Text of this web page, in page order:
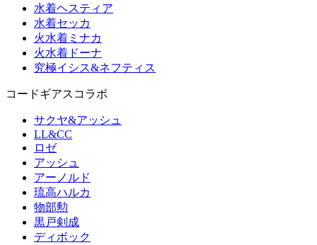
水着ヘスティア
水着セッカ
火水着ミナカ
火水着ドーナ
究極イシス&ネフティス
コードギアスコラボ
サクヤ&アッシュ
LL&CC
ロゼ
アッシュ
アーノルド
琉高ハルカ
物部勲
黒戸剣成
ディボック